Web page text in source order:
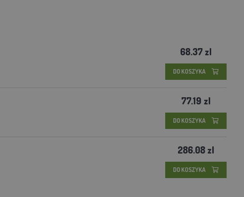
68.37 zl
DO KOSZYKA
77.19 zl
DO KOSZYKA
286.08 zl
DO KOSZYKA